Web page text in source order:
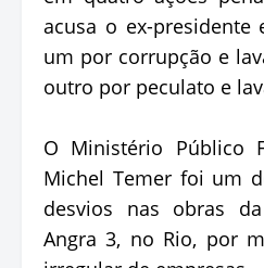
acusa o ex-presidente
um por corrupção e
outro por peculato e
O Ministério Público
Michel Temer foi um
desvios nas obras
Angra 3, no Rio, por